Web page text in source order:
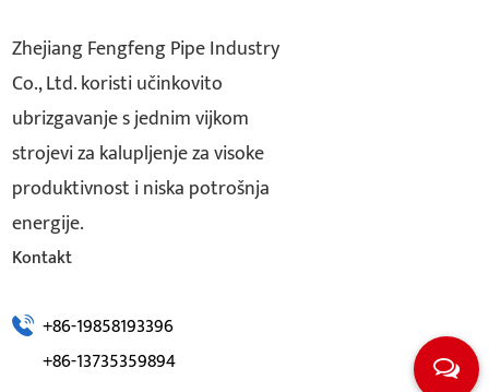
Zhejiang Fengfeng Pipe Industry
Co., Ltd. koristi učinkovito
ubrizgavanje s jednim vijkom
strojevi za kalupljenje za visoke
produktivnost i niska potrošnja
energije.
Kontakt
+86-19858193396
+86-13735359894